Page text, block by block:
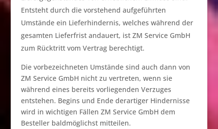
Entsteht durch die vorstehend aufgeführten
Umstände ein Lieferhindernis, welches während der
gesamten Lieferfrist andauert, ist ZM Service GmbH
zum Rücktritt vom Vertrag berechtigt.
Die vorbezeichneten Umstände sind auch dann von
ZM Service GmbH nicht zu vertreten, wenn sie
während eines bereits vorliegenden Verzuges
entstehen. Begins und Ende derartiger Hindernisse
wird in wichtigen Fällen ZM Service GmbH dem
Besteller baldmöglichst mitteilen.